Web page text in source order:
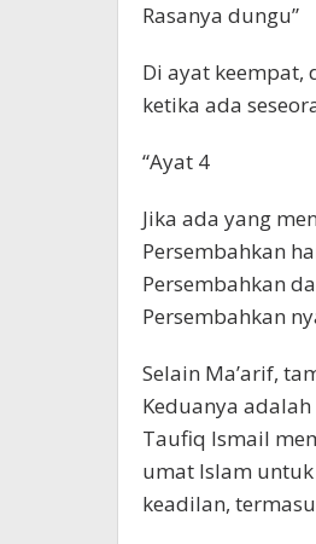
Rasanya dungu”
Di ayat keempat,
ketika ada
“Ayat 4
Jika ada yang
Persembahkan
Persembahkan
Persembahkan
Selain Ma’arif,
Keduanya
Taufiq Ismail
umat Islam
keadilan,